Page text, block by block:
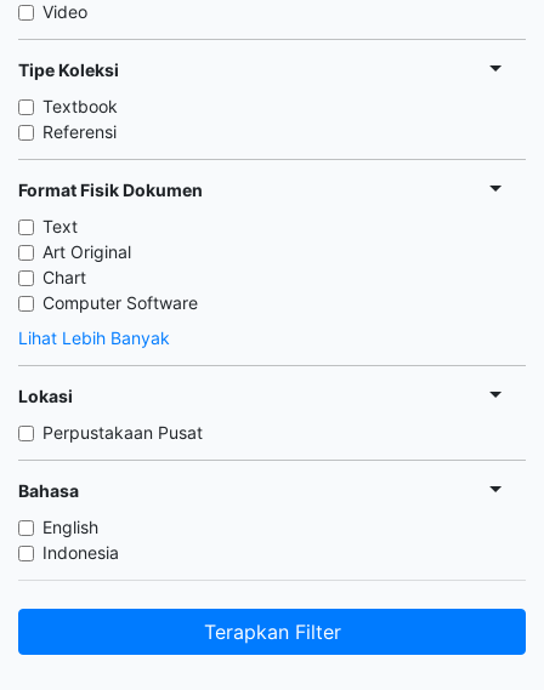
Video
Tipe Koleksi
Textbook
Referensi
Format Fisik Dokumen
Text
Art Original
Chart
Computer Software
Lihat Lebih Banyak
Lokasi
Perpustakaan Pusat
Bahasa
English
Indonesia
Terapkan Filter